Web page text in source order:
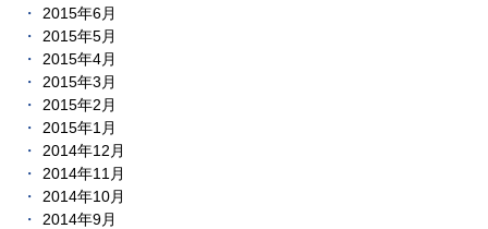
2015年6月
2015年5月
2015年4月
2015年3月
2015年2月
2015年1月
2014年12月
2014年11月
2014年10月
2014年9月